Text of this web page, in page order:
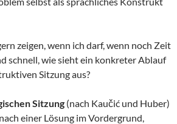
zeigen, wenn ich darf, wenn noch Zeit
schnell, wie sieht ein konkreter Ablauf
Sitzung aus?
Sitzung (nach Kaučić und Huber)
einer Lösung im Vordergrund,